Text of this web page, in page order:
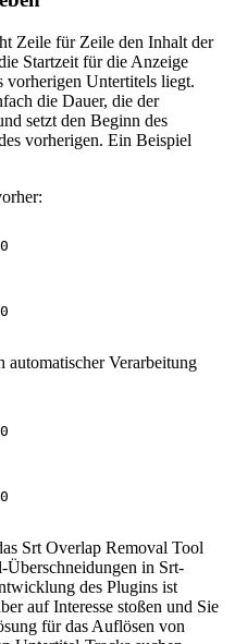
Zeile für Zeile den Inhalt der
Startzeit für die Anzeige
vorherigen Untertitels liegt.
die Dauer, die der
setzt den Beginn des
vorherigen. Ein Beispiel
automatischer Verarbeitung
Srt Overlap Removal Tool
Überschneidungen in Srt-
des Plugins ist
auf Interesse stoßen und Sie
für das Auflösen von